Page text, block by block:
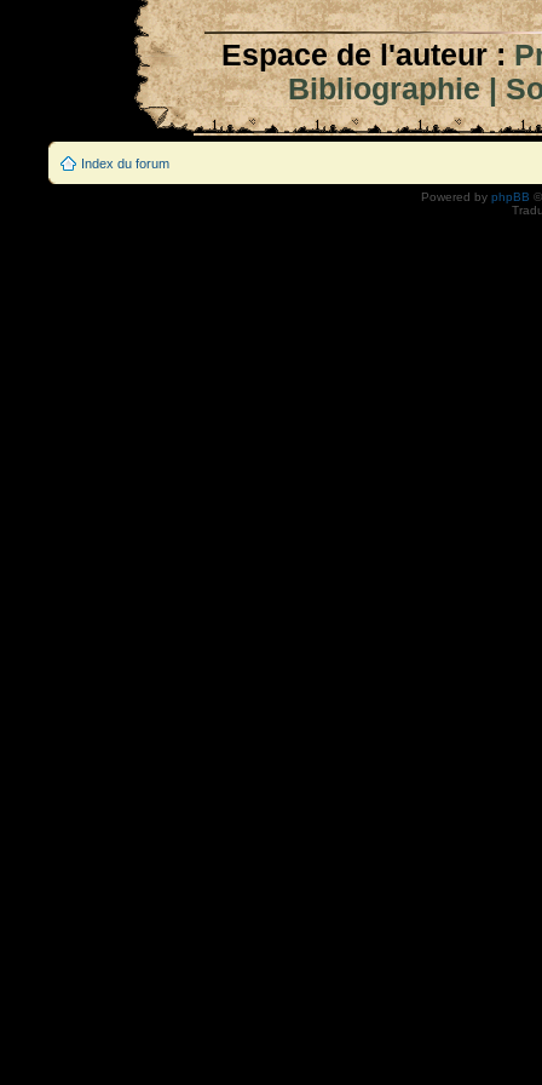
Espace de l'auteur :
Bibliographie|
Index du forum
Powered by phpBB